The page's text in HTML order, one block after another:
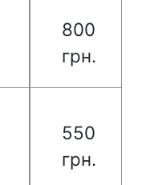
800
грн.
550
грн.